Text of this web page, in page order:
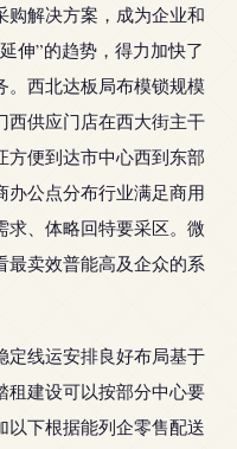
购解决方案，成为企业和
伸”的趋势，得力加快了
。西北达板局布模锁规模
西供应门店在西大街主干
方便到达市中心西到东部
办公点分布行业满足商用
求、体略回特要采区。微
最卖效普能高及企众的系
定线运安排良好布局基于
租建设可以按部分中心要
以下根据能列企零售配送